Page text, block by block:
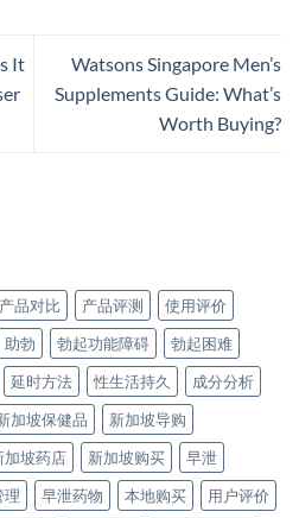
It
Watsons Singapore Men’s
Supplements Guide: What’s
Worth Buying?
产品对比 产品评测
使用评价
助勃 勃起功能障碍
勃起困难
延时方法 性生活持久
成分分析
加坡保健品
新加坡导购
加坡药店 新加坡购买
早泄
理 早泄药物 本地购买
用户评价